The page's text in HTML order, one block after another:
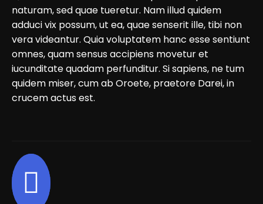
naturam, sed quae tueretur. Nam illud quidem
adduci vix possum, ut ea, quae senserit ille, tibi non
vera videantur. Quia voluptatem hanc esse sentiunt
omnes, quam sensus accipiens movetur et
iucunditate quadam perfunditur. Si sapiens, ne tum
quidem miser, cum ab Oroete, praetore Darei, in
crucem actus est.